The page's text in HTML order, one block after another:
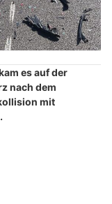
es auf der
nach dem
mit